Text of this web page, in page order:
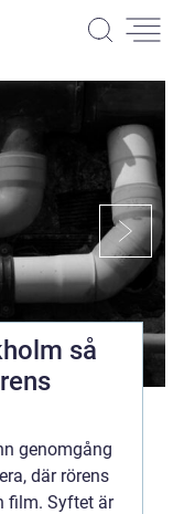
så
genomgång
där rörens
film. Syftet är